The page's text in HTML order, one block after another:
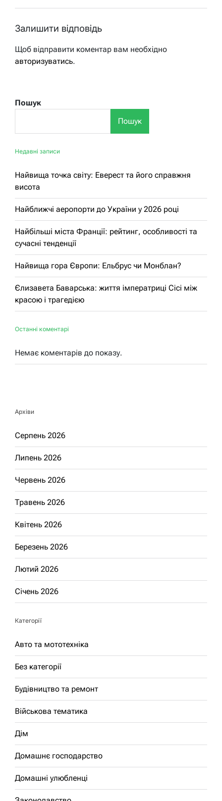
Залишити відповідь
Щоб відправити коментар вам необхідно
авторизуватись.
Пошук
Пошук
Недавні записи
Найвища точка світу: Еверест та його справжня
висота
Найближчі аеропорти до України у 2026 році
Найбільші міста Франції: рейтинг, особливості та
сучасні тенденції
Найвища гора Європи: Ельбрус чи Монблан?
Єлизавета Баварська: життя імператриці Сісі між
красою і трагедією
Останні коментарі
Немає коментарів до показу.
Архіви
Серпень 2026
Липень 2026
Червень 2026
Травень 2026
Квітень 2026
Березень 2026
Лютий 2026
Січень 2026
Категорії
Авто та мототехніка
Без категорії
Будівництво та ремонт
Військова тематика
Дім
Домашнє господарство
Домашні улюбленці